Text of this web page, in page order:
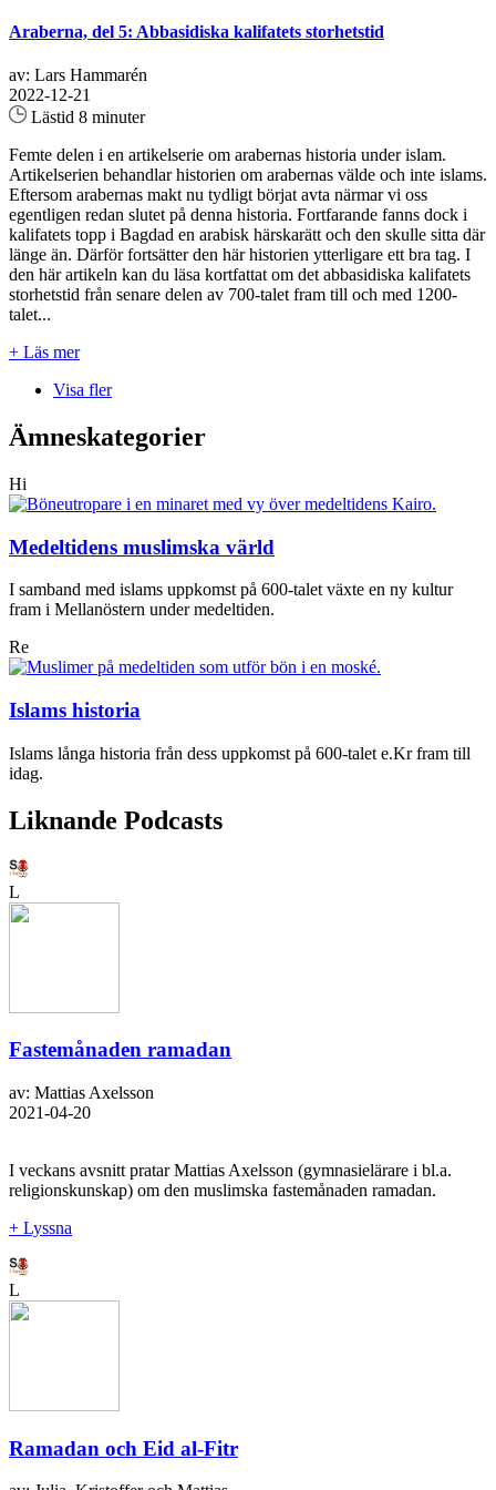
Araberna, del 5: Abbasidiska kalifatets storhetstid
av: Lars Hammarén
2022-12-21
Lästid 8 minuter
Femte delen i en artikelserie om arabernas historia under islam.
Artikelserien behandlar historien om arabernas välde och inte islams.
Eftersom arabernas makt nu tydligt börjat avta närmar vi oss
egentligen redan slutet på denna historia. Fortfarande fanns dock i
kalifatets topp i Bagdad en arabisk härskarätt och den skulle sitta där
länge än. Därför fortsätter den här historien ytterligare ett bra tag. I
den här artikeln kan du läsa kortfattat om det abbasidiska kalifatets
storhetstid från senare delen av 700-talet fram till och med 1200-
talet...
+ Läs mer
Visa fler
Ämneskategorier
Hi
Medeltidens muslimska värld
I samband med islams uppkomst på 600-talet växte en ny kultur
fram i Mellanöstern under medeltiden.
Re
Islams historia
Islams långa historia från dess uppkomst på 600-talet e.Kr fram till
idag.
Liknande Podcasts
L
Fastemånaden ramadan
av: Mattias Axelsson
2021-04-20
I veckans avsnitt pratar Mattias Axelsson (gymnasielärare i bl.a.
religionskunskap) om den muslimska fastemånaden ramadan.
+ Lyssna
L
Ramadan och Eid al-Fitr